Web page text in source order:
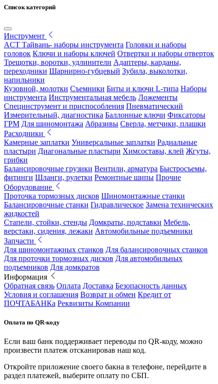
Список категорий
Инструмент
ACT Тайвань- наборы инструмента Головки и наборы
головок Ключи и наборы ключей Отвертки и наборы отверток
Трещотки, воротки, удлинители Адаптеры, карданы,
переходники Шарнирно-губцевый Зубила, выколотки,
напильники
Кузовной, молотки Съемники Биты и ключи L-типа Наборы
инструмента Инструментальная мебель Ложементы
Специнструмент и приспособления Пневматический
Измерительный, диагностика Баллонные ключи Фиксаторы
ГРМ Для шиномонтажа Абразивы Сверла, метчики, плашки
Расходники
Камерные заплатки Универсальные заплатки Радиальные
пластыри Диагональные пластыри Химсоставы, клей Жгуты,
грибки
Балансировочные грузики Вентили, арматура Быстросъемы,
фитинги Шланги, рулетки Ремонтные шипы Прочие
Оборудование
Проточка тормозных дисков Шиномонтажные станки
Балансировочные станки Гидравлическое Замена технических
жидкостей
Стапели, стойки, стенды Домкраты, подставки Мебель,
верстаки, сидения, лежаки Автомобильные подъемники
Запчасти
Для шиномонтажных станков Для балансировочных станков
Для проточки тормозных дисков Для автомобильных
подъемников Для домкратов
Информация
Обратная связь Оплата Доставка Безопасность данных
Условия и соглашения Возврат и обмен Кредит от
ПОЧТАБАНКа Реквизиты Компании
Оплата по QR-коду
Если ваш банк поддерживает переводы по QR-коду, можно
произвести платеж отсканировав наш код.
Откройте приложение своего бакна в телефоне, перейдите в
раздел платежей, выберите оплату по СБП.